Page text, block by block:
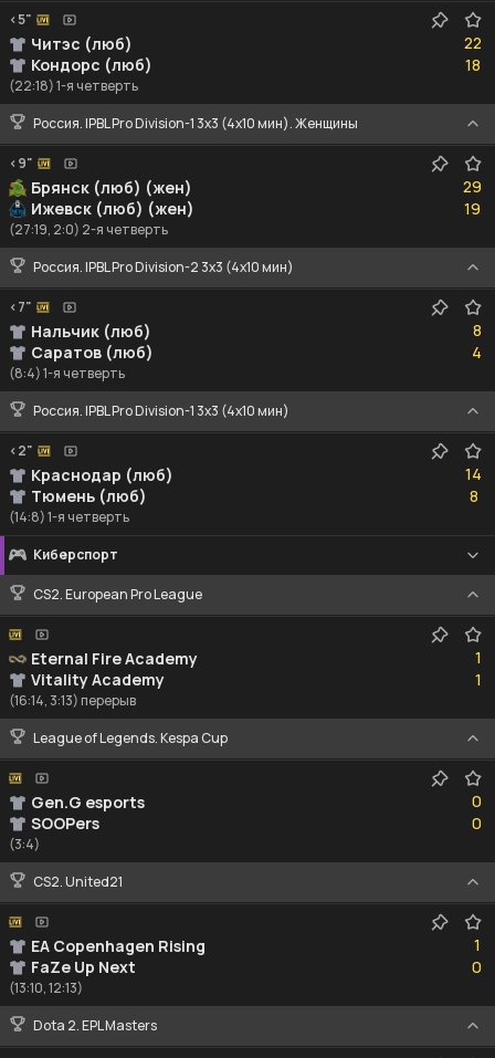
<5"
Читэс (люб)
Кондорс (люб)
22
22
18
18
(22:18) 1-я четверть
Россия. IPBL Pro Division-1 3x3 (4x10 мин). Женщины
<9"
Брянск (люб) (жен)
Ижевск (люб) (жен)
29
29
19
19
(27:19, 2:0) 2-я четверть
Россия. IPBL Pro Division-2 3x3 (4x10 мин)
<7"
Нальчик (люб)
Саратов (люб)
8
8
4
4
(8:4) 1-я четверть
Россия. IPBL Pro Division-1 3x3 (4x10 мин)
<2"
Краснодар (люб)
Тюмень (люб)
14
14
8
8
(14:8) 1-я четверть
Киберспорт
CS2. European Pro League
Eternal Fire Academy
Vitality Academy
1
11
1
(16:14, 3:13) перерыв
League of Legends. Kespa Cup
Gen.G esports
SOOPers
0
0
0
0
(3:4)
CS2. United21
EA Copenhagen Rising
FaZe Up Next
1
10
0
(13:10, 12:13)
Dota 2. EPL Masters